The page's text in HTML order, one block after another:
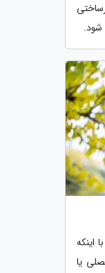
شود.
اینکه
یا